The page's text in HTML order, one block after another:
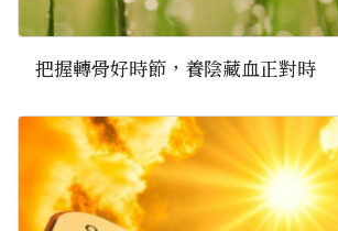
把握轉骨好時節，養陰藏血正對時